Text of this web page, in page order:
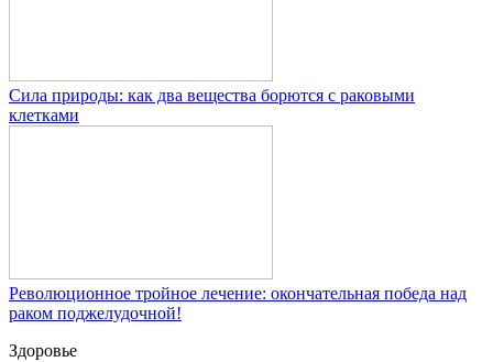
Сила природы: как два вещества борются с раковыми
клетками
Революционное тройное лечение: окончательная победа над
раком поджелудочной!
Здоровье